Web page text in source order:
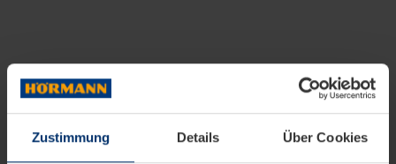
Zustimmung Details Über Cookies